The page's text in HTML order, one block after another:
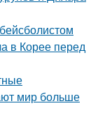
в Корее перед
мир больше